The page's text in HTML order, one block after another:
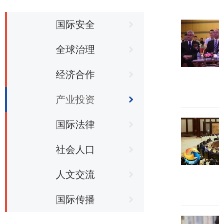
国际安全
全球治理
经济合作
产业投资
国际法律
社会人口
人文交流
国际传播